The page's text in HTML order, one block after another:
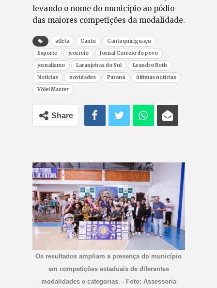
levando o nome do município ao pódio
das maiores competições da modalidade.
atleta Cantu
Cantuquiriguaçu
Esporte
jcorreio
Jornal Correio do povo
jornalismo
Laranjeiras do Sul
Leandro Roth
Notícias
novidades Paraná
últimas notícias
Vôlei Master
Share
Os resultados ampliam a presença do município
em competições estaduais de diferentes
modalidades e categorias. - Foto: Assessoria